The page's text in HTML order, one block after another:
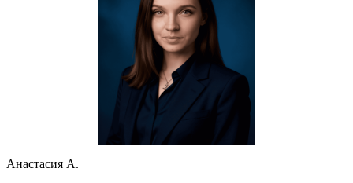
Анастасия А.